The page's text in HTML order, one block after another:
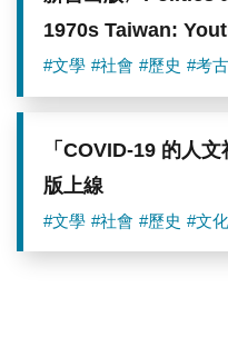
1970s Taiwan:
Nationalism
#文學 #社會 #歷史 #考古
「COVID-19 的人
版上線
#文學 #社會 #歷史 #文化